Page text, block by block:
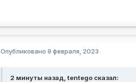
Опубликовано 9 февраля, 2023
2 минуты назад, tentego сказал: